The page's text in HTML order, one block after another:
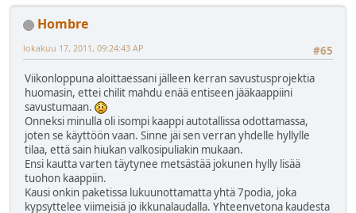
Hombre
#65
lokakuu 17, 2011, 09:24:43 AP
Viikonloppuna aloittaessani jälleen kerran savustusprojektia
huomasin, ettei chilit mahdu enää entiseen jääkaappiini
savustumaan.
Onneksi minulla oli isompi kaappi autotallissa odottamassa,
joten se käyttöön vaan. Sinne jäi sen verran yhdelle hyllylle
tilaa, että sain hiukan valkosipuliakin mukaan.
Ensi kautta varten täytynee metsästää jokunen hylly lisää
tuohon kaappiin.
Kausi onkin paketissa lukuunottamatta yhtä 7podia, joka
kypsyttelee viimeisiä jo ikkunalaudalla. Yhteenvetona kaudesta